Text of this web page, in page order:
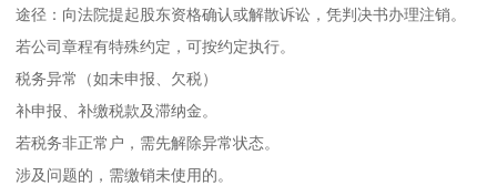
途径：向法院提起股东资格确认或解散诉讼，凭判决书办理注销。
若公司章程有特殊约定，可按约定执行。
税务异常（如未申报、欠税）
补申报、补缴税款及滞纳金。
若税务非正常户，需先解除异常状态。
涉及问题的，需缴销未使用的。